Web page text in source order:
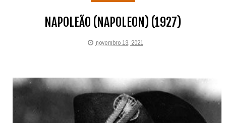
NAPOLEÃO (NAPOLEON) (1927)
novembro 13, 2021